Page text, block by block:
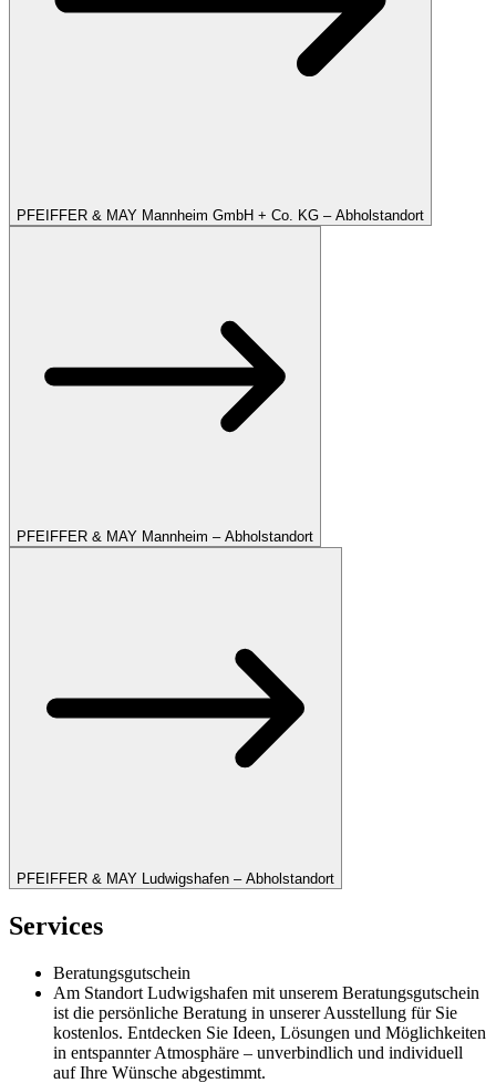
PFEIFFER & MAY Mannheim GmbH + Co. KG – Abholstandort
PFEIFFER & MAY Mannheim – Abholstandort
PFEIFFER & MAY Ludwigshafen – Abholstandort
Services
Beratungsgutschein
Am Standort Ludwigshafen mit unserem Beratungsgutschein
ist die persönliche Beratung in unserer Ausstellung für Sie
kostenlos. Entdecken Sie Ideen, Lösungen und Möglichkeiten
in entspannter Atmosphäre – unverbindlich und individuell
auf Ihre Wünsche abgestimmt.